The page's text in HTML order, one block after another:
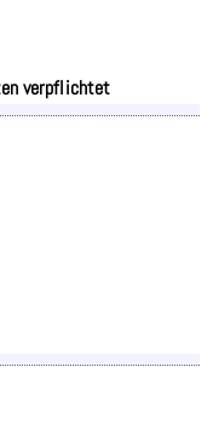
verpflichtet